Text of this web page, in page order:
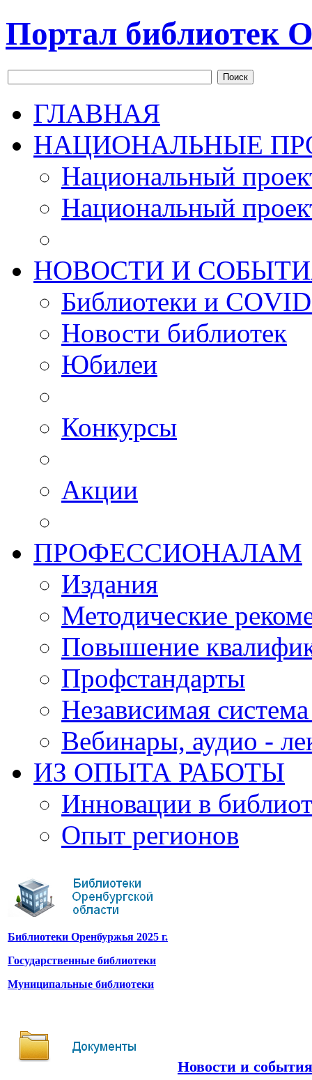
Портал библиотек
Поиск
ГЛАВНАЯ
НАЦИОНАЛЬНЫЕ
Национальный
Национальный
НОВОСТИ И
Библиотеки и
Новости библиотек
Юбилеи
Конкурсы
Акции
ПРОФЕССИОНАЛАМ
Издания
Методические
Повышение
Профстандарты
Независимая
Вебинары, аудио -
ИЗ ОПЫТА РАБОТЫ
Инновации в
Опыт регионов
Библиотеки Оренбуржья 2025 г.
Государственные библиотеки
Муниципальные библиотеки
Новости и события